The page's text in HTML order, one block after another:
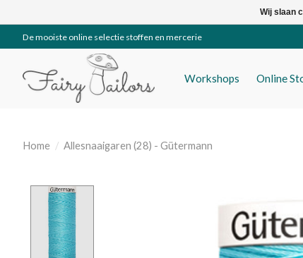
De mooiste online selectie stoffen en mercerie
Workshops Online
Home / Allesnaaigaren (28) - Gütermann
Wij slaan